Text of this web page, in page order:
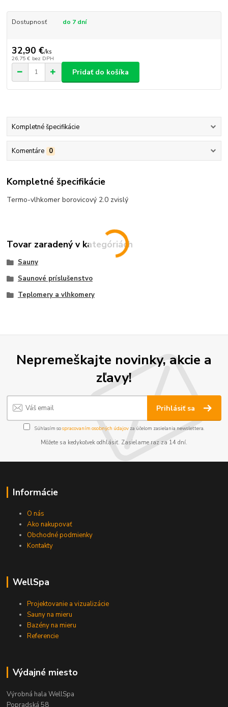
Dostupnosť do 7 dní
32,90 €/ks
26,75 € bez DPH
Pridať do košíka
Kompletné špecifikácie
Komentáre 0
Kompletné špecifikácie
Termo-vlhkomer borovicový 2.0 zvislý
Tovar zaradený v kategóriách
Sauny
Saunové príslušenstvo
Teplomery a vlhkomery
Nepremeškajte novinky, akcie a
zľavy!
Prihlásiť sa
Súhlasím sospracovaním osobných údajov za účelom zasielania newslettera.
Môžete sa kedykoľvek odhlásiť. Zasielame raz za 14 dní.
Informácie
O nás
Ako nakupovať
Obchodné podmienky
Kontakty
WellSpa
Projektovanie a vizualizácie
Sauny na mieru
Bazény na mieru
Referencie
Výdajné miesto
Výrobná hala WellSpa
Popradská 58